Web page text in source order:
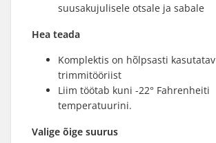
suusakujulisele otsale ja sabale
Hea teada
Komplektis on hõlpsasti kasutatav
trimmitööriist
Liim töötab kuni -22° Fahrenheiti
temperatuurini.
Valige õige suurus